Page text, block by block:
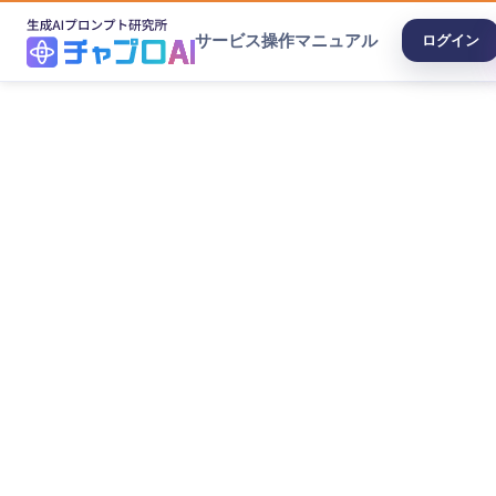
サービス操作マニュアル ログイン